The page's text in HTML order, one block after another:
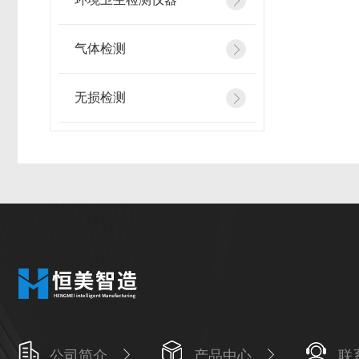
气体检测
无损检测
公司简介 产品中心 联